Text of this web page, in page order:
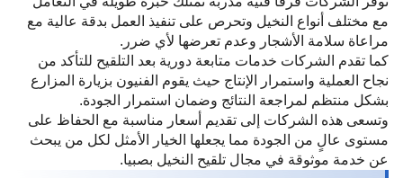
مع مختلف أنواع النخيل وتحرص على تنفيذ العمل بدقة عالية مع
مراعاة سلامة الأشجار وعدم تعرضها لأي ضرر.
كما تقدم الشركات خدمات متابعة دورية بعد التلقيح للتأكد من
نجاح العملية واستمرار الإنتاج حيث يقوم الفنيون بزيارة المزارع
بشكل منتظم لمراجعة النتائج وضمان استمرار الجودة.
وتسعى هذه الشركات إلى تقديم أسعار مناسبة مع الحفاظ على
مستوى عالٍ من الجودة مما يجعلها الخيار الأمثل لكل من يبحث
عن خدمة موثوقة في مجال تلقيح النخيل بصبيا.